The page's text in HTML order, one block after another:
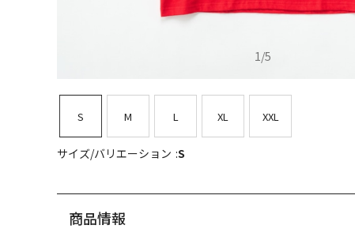
1/5
S M L XL XXL
サイズ/バリエーション S
商品情報